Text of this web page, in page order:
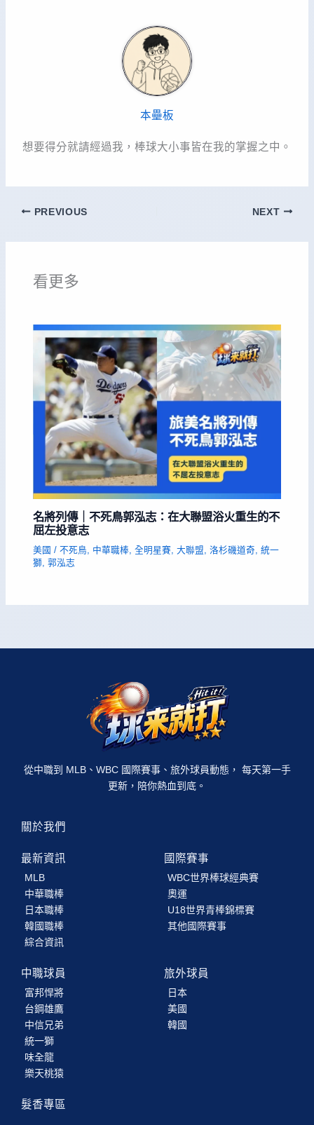
本壘板
想要得分就請經過我，棒球大小事皆在我的掌握之中。
PREVIOUS NEXT
看更多
名將列傳｜不死鳥郭泓志：在大聯盟浴火重生的不
屈左投意志
美國 /不死鳥 中華職棒 ,全明星賽 ,大聯盟 ,洛杉磯道奇 ,統一
獅 ,郭泓志
從中職到 MLB、WBC 國際賽事、旅外球員動態， 每天第一手
更新，陪你熱血到底。
關於我們
最新資訊
MLB
中華職棒
日本職棒
韓國職棒
綜合資訊
國際賽事
WBC世界棒球經典賽
奧運
U18世界青棒錦標賽
其他國際賽事
中職球員
富邦悍將
台鋼雄鷹
中信兄弟
統一獅
味全龍
樂天桃猿
旅外球員
日本
美國
韓國
髮香專區